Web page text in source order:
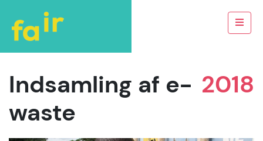
2018
Indsamling af e-
waste